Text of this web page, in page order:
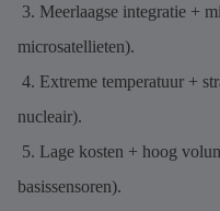
3. Meerlaagse integratie +
microsatellieten).
4. Extreme temperatuur +
nucleair).
5. Lage kosten + hoog
basissensoren).